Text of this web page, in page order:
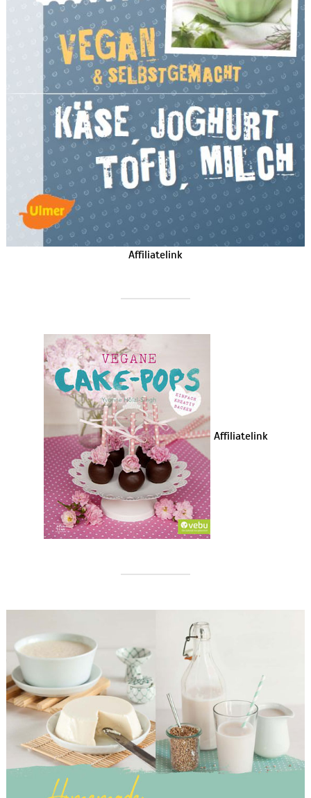
Affiliatelink
Affiliatelink